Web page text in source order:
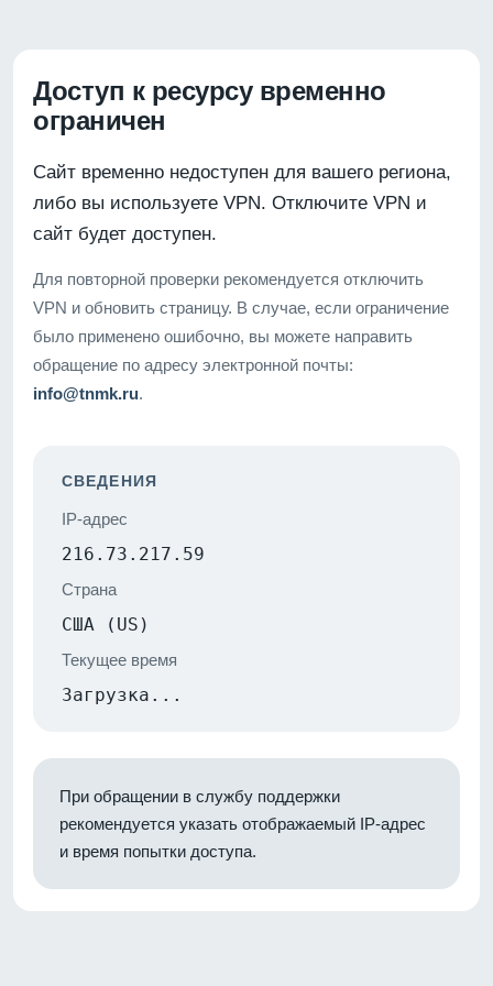
Доступ к ресурсу временно
ограничен
Сайт временно недоступен для вашего региона,
либо вы используете VPN. Отключите VPN и
сайт будет доступен.
Для повторной проверки рекомендуется отключить
VPN и обновить страницу. В случае, если ограничение
было применено ошибочно, вы можете направить
обращение по адресу электронной почты:
info@tnmk.ru.
СВЕДЕНИЯ
IP-адрес
216.73.217.59
Страна
США (US)
Текущее время
Загрузка...
При обращении в службу поддержки
рекомендуется указать отображаемый IP-адрес
и время попытки доступа.